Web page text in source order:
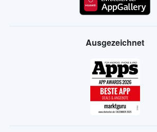
Ausgezeichnet